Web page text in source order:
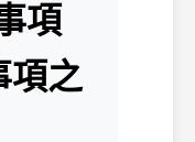
項
項之